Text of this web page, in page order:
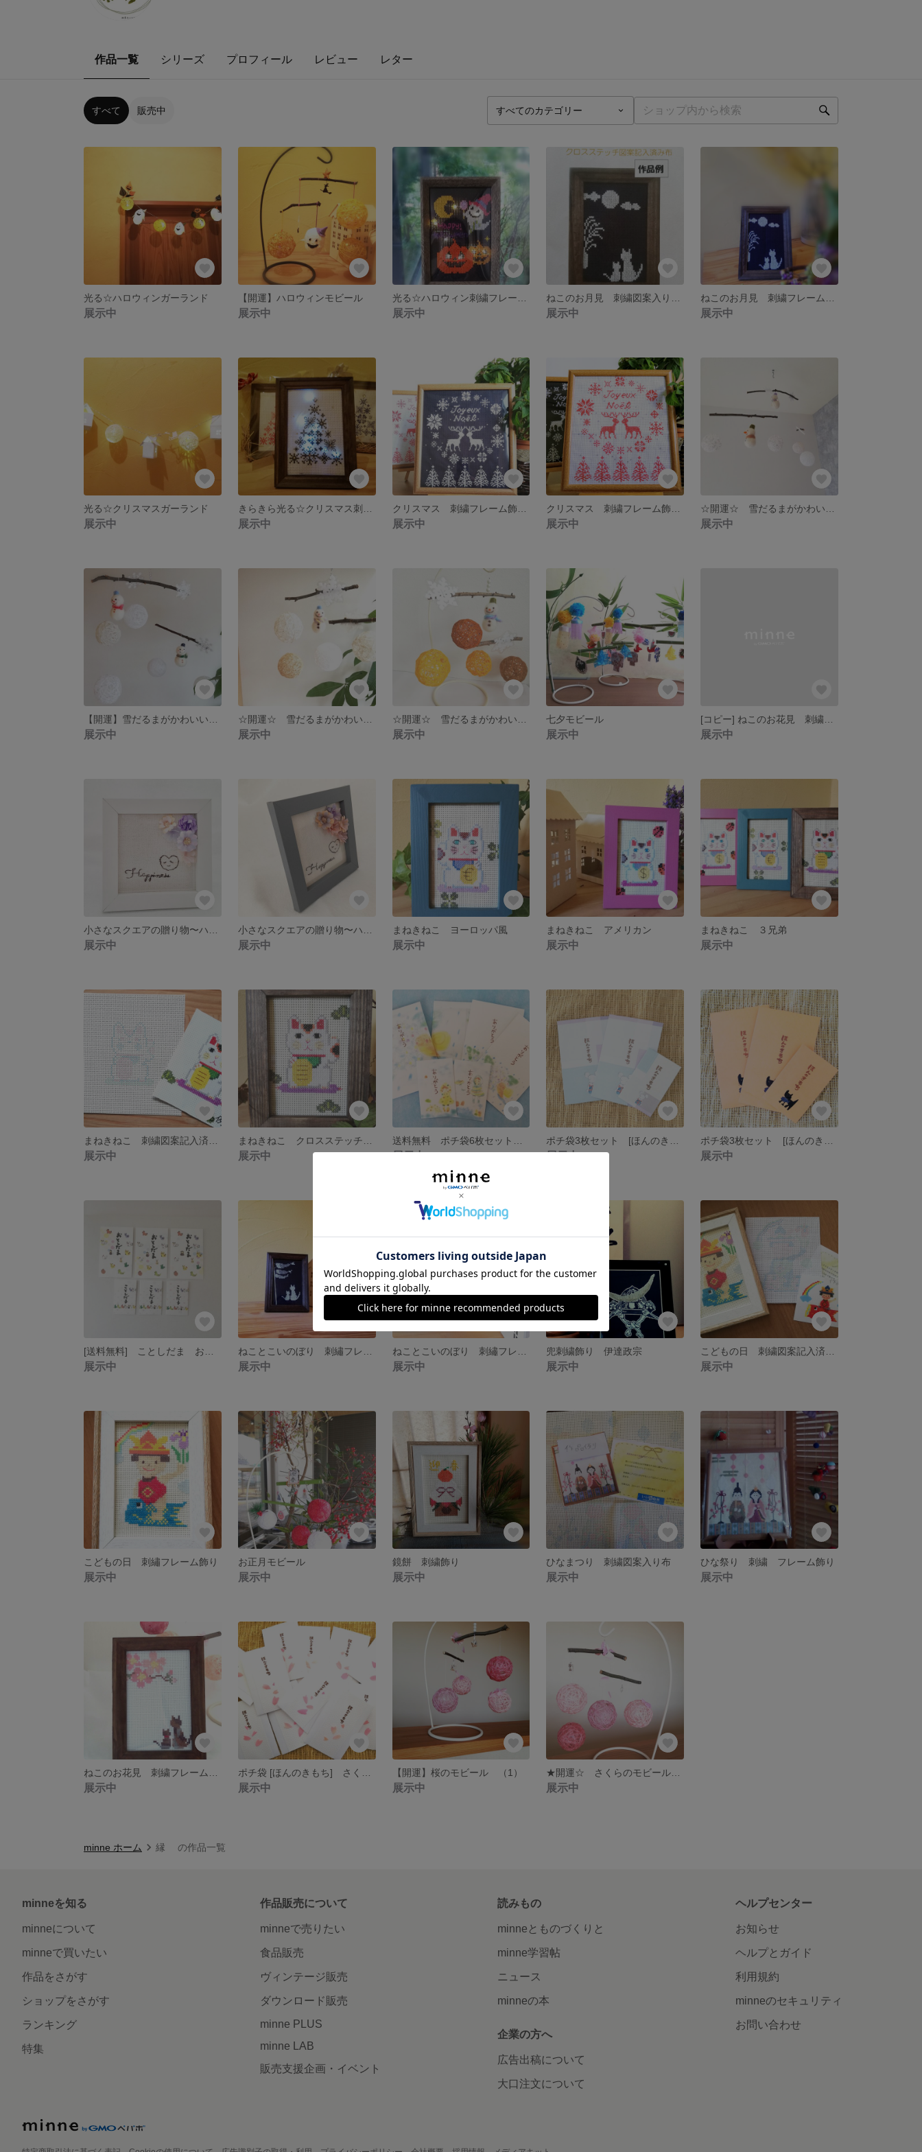
作品一覧 シリーズ プロフィール レビュー レター
すべて 販売中
光る☆ハロウィンガーランド
展示中
【開運】ハロウィンモビール
展示中 展示中 展示中 展示中
光る☆クリスマスガーランド
展示中 展示中 展示中 展示中 展示中
展示中 展示中 展示中
七夕モビール
展示中 展示中
展示中 展示中
まねきねこ ヨーロッパ風
展示中
まねきねこ アメリカン
展示中
まねきねこ ３兄弟
展示中
展示中 展示中 展示中 展示中 展示中
展示中 展示中 展示中
兜刺繍飾り 伊達政宗
展示中 展示中
こどもの日 刺繡フレーム飾り
展示中
お正月モビール
展示中
鏡餅 刺繍飾り
展示中
ひなまつり 刺繍図案入り布
展示中
ひな祭り 刺繍 フレーム飾り
展示中
展示中 展示中
【開運】桜のモビール （1）
展示中 展示中
minne ホーム 縁 の作品一覧
minneを知る
minneについて
minneで買いたい
作品をさがす
ショップをさがす
ランキング
特集
作品販売について
minneで売りたい
食品販売
ヴィンテージ販売
ダウンロード販売
minne PLUS
minne LAB
販売支援企画・イベント
読みもの
minneとものづくりと
minne学習帖
ニュース
minneの本
企業の方へ
広告出稿について
大口注文について
ヘルプセンター
お知らせ
ヘルプとガイド
利用規約
minneのセキュリティ
お問い合わせ